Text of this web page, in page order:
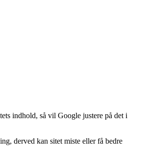
indhold, så vil Google justere på det i
derved kan sitet miste eller få bedre